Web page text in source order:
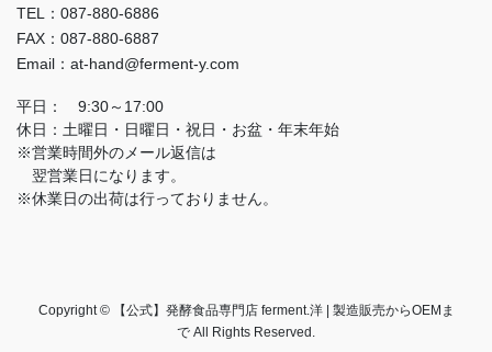
TEL：087-880-6886
FAX：087-880-6887
Email：at-hand@ferment-y.com
平日： 9:30～17:00
休日：土曜日・日曜日・祝日・お盆・年末年始
※営業時間外のメール返信は
翌営業日になります。
※休業日の出荷は行っておりません。
Copyright © 【公式】発酵食品専門店 ferment.洋 | 製造販売からOEMま
で All Rights Reserved.